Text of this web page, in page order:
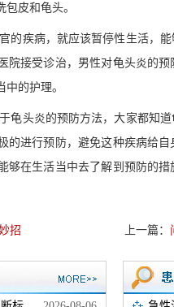
皮和龟头。
疾病，就应该暂停性生活，能
院接受诊治，男性对龟头炎的
的护理。
头炎的预防方法，大家都知道
的进行预防，避免这种疾病给
够在生活当中去了解到预防的
上一篇：
招